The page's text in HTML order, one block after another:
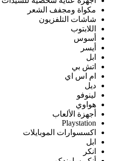
مكواة ومجفف الشعر
شاشات التلفزيون
اللابتوب
أسوس
أيسر
ابل
اتش بي
ام اس اي
ديل
لينوفو
هواوي
أجهزة الألعاب
Playstation
اكسسوارات الموبايلات
ابل
انكر